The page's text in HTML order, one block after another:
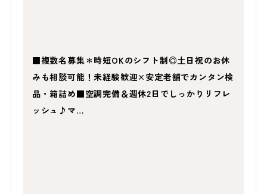
■複数名募集＊時短OKのシフト制◎土日祝のお休
みも相談可能！未経験歓迎×安定老舗でカンタン検
品・箱詰め■空調完備＆週休2日でしっかりリフレ
ッシュ♪マ…